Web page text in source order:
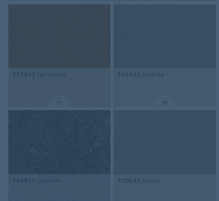
337035 terracotta 359335 matcha
304835 graphite 370635 beton